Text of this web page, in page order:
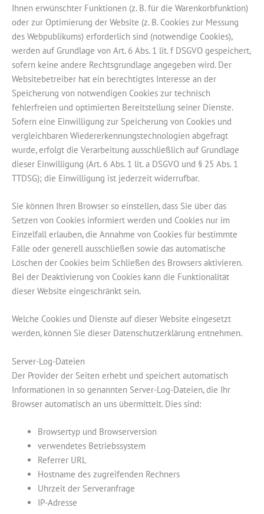
Ihnen erwünschter Funktionen (z. B. für die Warenkorbfunktion)
oder zur Optimierung der Website (z. B. Cookies zur Messung
des Webpublikums) erforderlich sind (notwendige Cookies),
werden auf Grundlage von Art. 6 Abs. 1 lit. f DSGVO gespeichert,
sofern keine andere Rechtsgrundlage angegeben wird. Der
Websitebetreiber hat ein berechtigtes Interesse an der
Speicherung von notwendigen Cookies zur technisch
fehlerfreien und optimierten Bereitstellung seiner Dienste.
Sofern eine Einwilligung zur Speicherung von Cookies und
vergleichbaren Wiedererkennungstechnologien abgefragt
wurde, erfolgt die Verarbeitung ausschließlich auf Grundlage
dieser Einwilligung (Art. 6 Abs. 1 lit. a DSGVO und § 25 Abs. 1
TTDSG); die Einwilligung ist jederzeit widerrufbar.
Sie können Ihren Browser so einstellen, dass Sie über das
Setzen von Cookies informiert werden und Cookies nur im
Einzelfall erlauben, die Annahme von Cookies für bestimmte
Fälle oder generell ausschließen sowie das automatische
Löschen der Cookies beim Schließen des Browsers aktivieren.
Bei der Deaktivierung von Cookies kann die Funktionalität
dieser Website eingeschränkt sein.
Welche Cookies und Dienste auf dieser Website eingesetzt
werden, können Sie dieser Datenschutzerklärung entnehmen.
Server-Log-Dateien
Der Provider der Seiten erhebt und speichert automatisch
Informationen in so genannten Server-Log-Dateien, die Ihr
Browser automatisch an uns übermittelt. Dies sind:
Browsertyp und Browserversion
verwendetes Betriebssystem
Referrer URL
Hostname des zugreifenden Rechners
Uhrzeit der Serveranfrage
IP-Adresse